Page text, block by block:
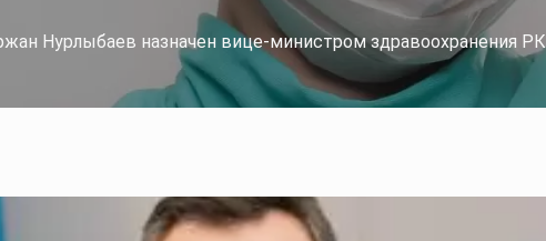
Нурлыбаев назначен вице-министром здравоохранения РК